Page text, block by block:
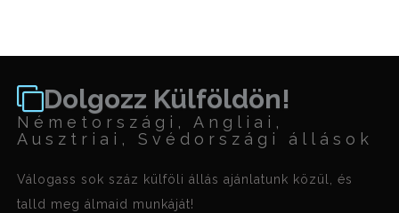
Dolgozz Külföldön!
Németországi, Angliai,
Ausztriai, Svédországi állások
Válogass sok száz külföli állás ajánlatunk közül, és
talld meg álmaid munkáját!